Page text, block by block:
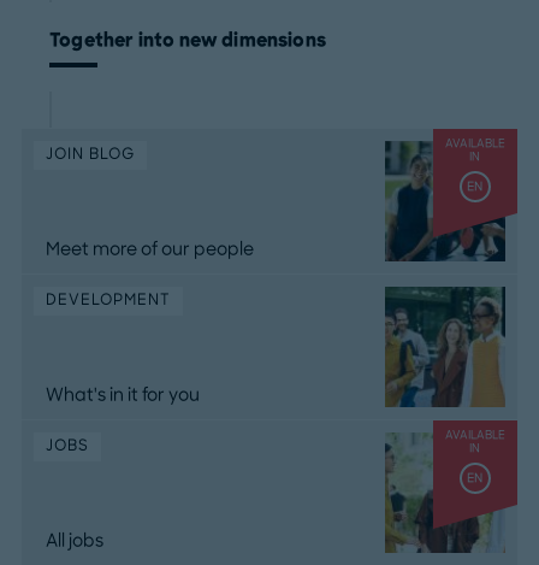
Together into new dimensions
AVAILABLE
IN
EN
JOIN BLOG
Meet more of our people
DEVELOPMENT
What's in it for you
AVAILABLE
IN
EN
JOBS
All jobs